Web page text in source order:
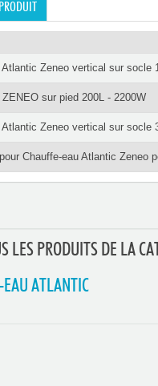
Atlantic Zeneo vertical sur socle
sur pied 200L - 2200W
Atlantic Zeneo vertical sur socle
Chauffe-eau Atlantic Zeneo
LES PRODUITS DE LA
EAU ATLANTIC